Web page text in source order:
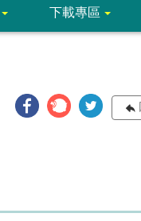
下載專區